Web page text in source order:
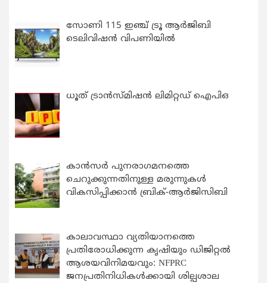
സോണി 115 ഇഞ്ച് ട്രൂ ആർജിബി
ടെലിവിഷൻ വിപണിയിൽ
ധൂത് ട്രാൻസ്മിഷൻ ലിമിറ്റഡ് ഐപിഒ
കാന്‍സര്‍ പുനരാഗമനത്തെ
ചെറുക്കുന്നതിനുള്ള മരുന്നുകള്‍
വികസിപ്പിക്കാന്‍ ബ്രിക്-ആര്‍ജിസിബി
കാലാവസ്ഥാ വ്യതിയാനത്തെ
പ്രതിരോധിക്കുന്ന കൃഷിയും ഡിജിറ്റൽ
ആശയവിനിമയവും: NFPRC
ജനപ്രതിനിധികൾക്കായി ശില്പശാല